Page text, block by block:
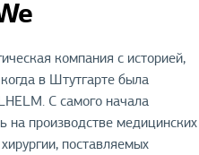
компания с историей,
в Штутгарте была
С самого начала
на производстве медицинских
поставляемых